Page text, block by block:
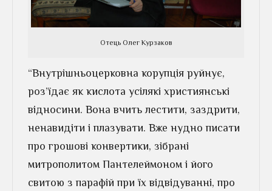
Отець Олег Курзаков
“Внутрішньоцерковна корупція руйнує,
роз’їдає як кислота усілякі християнські
відносини. Вона вчить лестити, заздрити,
ненавидіти і плазувати. Вже нудно писати
про грошові конвертики, зібрані
митрополитом Пантелеймоном і його
свитою з парафій при їх відвідуванні, про